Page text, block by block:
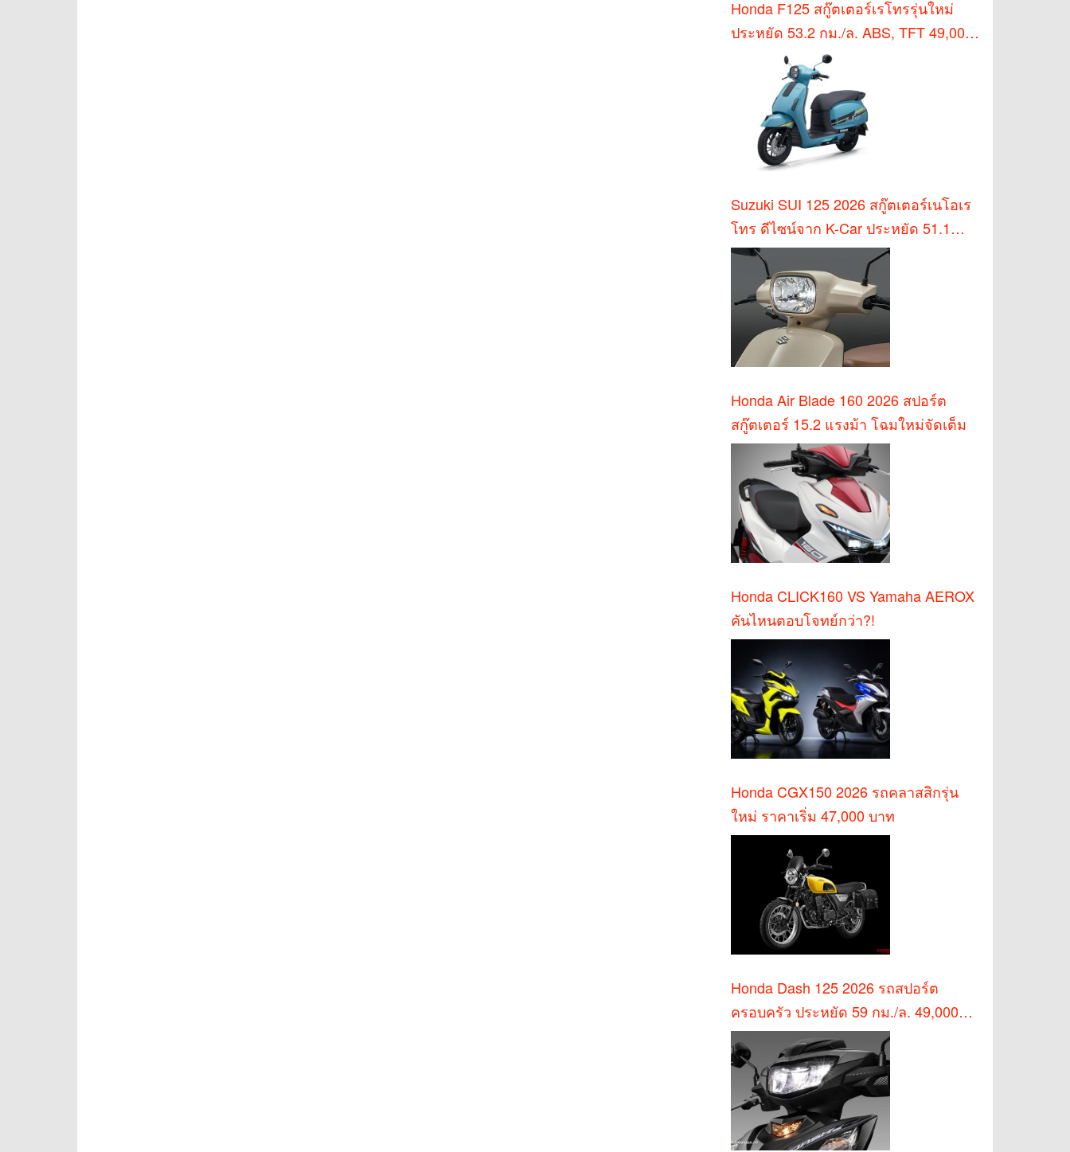
Honda F125 สกู๊ตเตอร์เรโทรรุ่นใหม่
ประหยัด 53.2 กม./ล. ABS, TFT 49,000
Suzuki SUI 125 2026 สกู๊ตเตอร์เนโอเร
โทร ดีไซน์จาก K-Car ประหยัด 51.1
กม./ล.
Honda Air Blade 160 2026 สปอร์ต
สกู๊ตเตอร์ 15.2 แรงม้า โฉมใหม่จัดเต็ม
Honda CLICK160 VS Yamaha AEROX
คันไหนตอบโจทย์กว่า?!
Honda CGX150 2026 รถคลาสสิกรุ่น
ใหม่ ราคาเริ่ม 47,000 บาท
Honda Dash 125 2026 รถสปอร์ต
ครอบครัว ประหยัด 59 กม./ล. 49,000
บาท